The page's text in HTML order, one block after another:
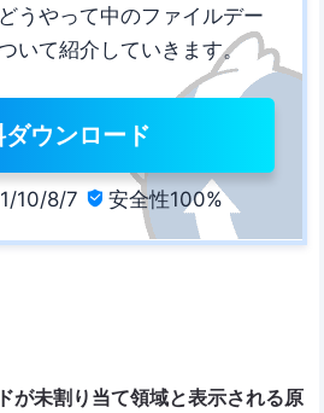
うやって中のファイルデー
いて紹介していきます。
ウンロード
10/8/7  安全性100%
が未割り当て領域と表示される原